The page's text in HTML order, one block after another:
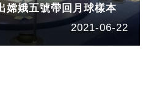
嫦娥五號帶回月球樣本
2021-06-22